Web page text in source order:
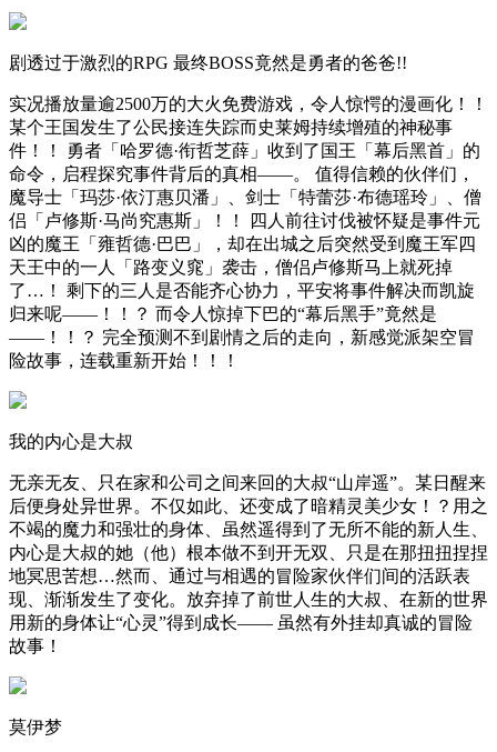
剧透过于激烈的RPG 最终BOSS竟然是勇者的爸爸!!
实况播放量逾2500万的大火免费游戏，令人惊愕的漫画化！！
某个王国发生了公民接连失踪而史莱姆持续增殖的神秘事
件！！ 勇者「哈罗德·衔哲芝薛」收到了国王「幕后黑首」的
命令，启程探究事件背后的真相——。 值得信赖的伙伴们，
魔导士「玛莎·依汀惠贝潘」、剑士「特蕾莎·布德瑶玲」、僧
侣「卢修斯·马尚究惠斯」！！ 四人前往讨伐被怀疑是事件元
凶的魔王「雍哲德·巴巴」，却在出城之后突然受到魔王军四
天王中的一人「路变义窕」袭击，僧侣卢修斯马上就死掉
了…！ 剩下的三人是否能齐心协力，平安将事件解决而凯旋
归来呢——！！？ 而令人惊掉下巴的“幕后黑手”竟然是
——！！？ 完全预测不到剧情之后的走向，新感觉派架空冒
险故事，连载重新开始！！！
我的内心是大叔
无亲无友、只在家和公司之间来回的大叔“山岸遥”。某日醒来
后便身处异世界。不仅如此、还变成了暗精灵美少女！？用之
不竭的魔力和强壮的身体、虽然遥得到了无所不能的新人生、
内心是大叔的她（他）根本做不到开无双、只是在那扭扭捏捏
地冥思苦想…然而、通过与相遇的冒险家伙伴们间的活跃表
现、渐渐发生了变化。放弃掉了前世人生的大叔、在新的世界
用新的身体让“心灵”得到成长—— 虽然有外挂却真诚的冒险
故事！
莫伊梦